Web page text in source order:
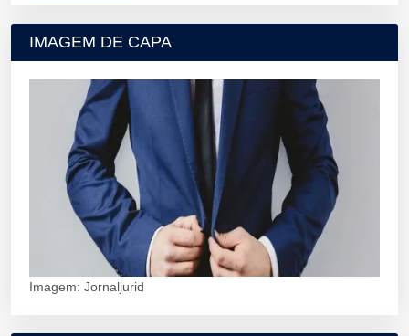
IMAGEM DE CAPA
Imagem: Jornaljurid